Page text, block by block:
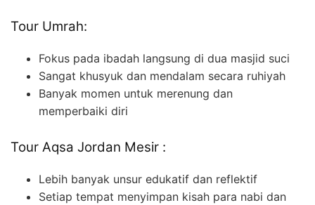
Tour Umrah:
Fokus pada ibadah langsung di dua masjid suci
Sangat khusyuk dan mendalam secara ruhiyah
Banyak momen untuk merenung dan
memperbaiki diri
Tour Aqsa Jordan Mesir :
Lebih banyak unsur edukatif dan reflektif
Setiap tempat menyimpan kisah para nabi dan